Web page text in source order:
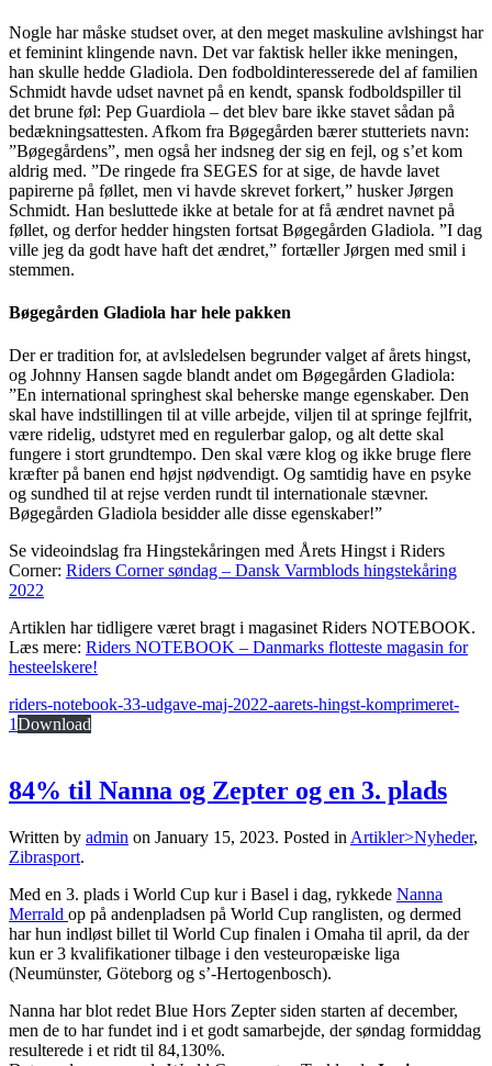
Nogle har måske studset over, at den meget maskuline avlshingst har
et feminint klingende navn. Det var faktisk heller ikke meningen,
han skulle hedde Gladiola. Den fodboldinteresserede del af familien
Schmidt havde udset navnet på en kendt, spansk fodboldspiller til
det brune føl: Pep Guardiola – det blev bare ikke stavet sådan på
bedækningsattesten. Afkom fra Bøgegården bærer stutteriets navn:
”Bøgegårdens”, men også her indsneg der sig en fejl, og s’et kom
aldrig med. ”De ringede fra SEGES for at sige, de havde lavet
papirerne på føllet, men vi havde skrevet forkert,” husker Jørgen
Schmidt. Han besluttede ikke at betale for at få ændret navnet på
føllet, og derfor hedder hingsten fortsat Bøgegården Gladiola. ”I dag
ville jeg da godt have haft det ændret,” fortæller Jørgen med smil i
stemmen.
Bøgegården Gladiola har hele pakken
Der er tradition for, at avlsledelsen begrunder valget af årets hingst,
og Johnny Hansen sagde blandt andet om Bøgegården Gladiola:
”En international springhest skal beherske mange egenskaber. Den
skal have indstillingen til at ville arbejde, viljen til at springe fejlfrit,
være ridelig, udstyret med en regulerbar galop, og alt dette skal
fungere i stort grundtempo. Den skal være klog og ikke bruge flere
kræfter på banen end højst nødvendigt. Og samtidig have en psyke
og sundhed til at rejse verden rundt til internationale stævner.
Bøgegården Gladiola besidder alle disse egenskaber!”
Se videoindslag fra Hingstekåringen med Årets Hingst i Riders
Corner: Riders Corner søndag – Dansk Varmblods hingstekåring
2022
Artiklen har tidligere været bragt i magasinet Riders NOTEBOOK.
Læs mere: Riders NOTEBOOK – Danmarks flotteste magasin for
hesteelskere!
riders-notebook-33-udgave-maj-2022-aarets-hingst-komprimeret-
1Download
84% til Nanna og Zepter og en 3. plads
Written by admin on January 15, 2023. Posted in Artikler>Nyheder,
Zibrasport.
Med en 3. plads i World Cup kur i Basel i dag, rykkede Nanna
Merrald op på andenpladsen på World Cup ranglisten, og dermed
har hun indløst billet til World Cup finalen i Omaha til april, da der
kun er 3 kvalifikationer tilbage i den vesteuropæiske liga
(Neumünster, Göteborg og s’-Hertogenbosch).
Nanna har blot redet Blue Hors Zepter siden starten af december,
men de to har fundet ind i et godt samarbejde, der søndag formiddag
resulterede i et ridt til 84,130%.